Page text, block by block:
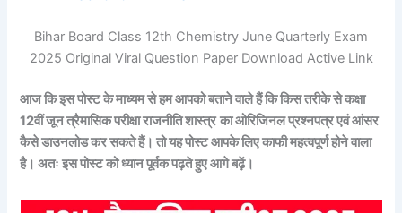
Bihar Board Class 12th Chemistry June Quarterly Exam
2025 Original Viral Question Paper Download Active Link
आज कि इस पोस्ट के माध्यम से हम आपको बताने वाले हैं कि किस तरीके से कक्षा
12वीं जून त्रैमासिक परीक्षाराजनीति शास्त्र का ओरिजिनल प्रश्नपत्र एवं आंसर
कैसे डाउनलोड कर सकते हैं। तो यह पोस्ट आपके लिए काफी महत्वपूर्ण होने वाला
है। अतः इस पोस्ट को ध्यान पूर्वक पढ़ते हुए आगे बढ़ें।